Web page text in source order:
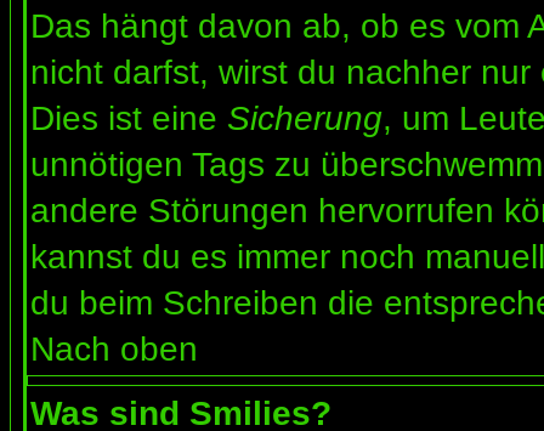
Das hängt davon ab, ob es vom
nicht darfst, wirst du nachher
Dies ist eine Sicherung, um
unnötigen Tags zu
andere Störungen hervorrufen
kannst du es immer noch
du beim Schreiben die
Nach oben
Was sind Smilies?